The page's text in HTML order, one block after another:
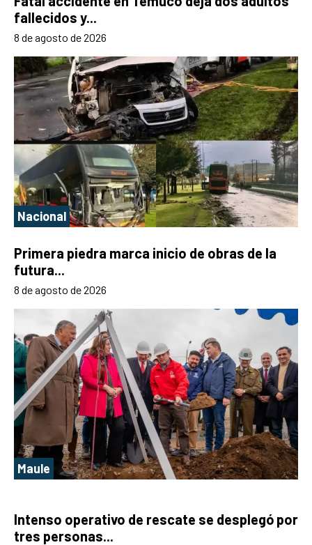
fallecidos y...
8 de agosto de 2026
Nacional
Primera piedra marca inicio de obras de la
futura...
8 de agosto de 2026
Maule
Intenso operativo de rescate se desplegó por
tres personas...